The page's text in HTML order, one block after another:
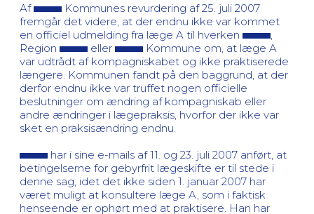
Af
Kommunes revurdering af 25. juli 2007
fremgår det videre, at der endnu ikke var kommet
en officiel udmelding fra læge A til hverken
Region
eller
Kommune om, at læge A
var udtrådt af kompagniskabet og ikke praktiserede
længere. Kommunen fandt på den baggrund, at der
derfor endnu ikke var truffet nogen officielle
beslutninger om ændring af kompagniskab eller
andre ændringer i lægepraksis, hvorfor der ikke var
sket en praksisændring endnu.
har i sine e-mails af 11. og 23. juli 2007 anført, at
betingelserne for gebyrfrit lægeskifte er til stede i
denne sag, idet det ikke siden 1. januar 2007 har
været muligt at konsultere læge A, som i faktisk
henseende er ophørt med at praktisere. Han har